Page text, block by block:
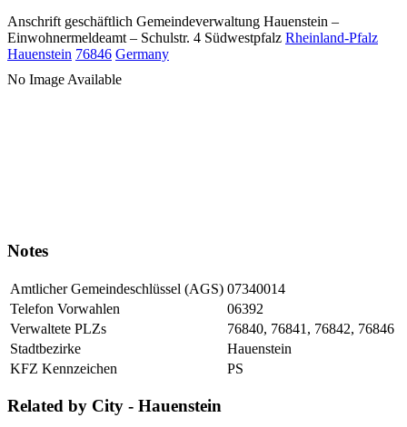
Anschrift geschäftlich Gemeindeverwaltung Hauenstein –
Einwohnermeldeamt – Schulstr. 4 Südwestpfalz Rheinland-Pfalz
Hauenstein 76846 Germany
No Image Available
Notes
Amtlicher Gemeindeschlüssel (AGS) 07340014
Telefon Vorwahlen
06392
Verwaltete PLZs
76840, 76841, 76842, 76846
Stadtbezirke
Hauenstein
KFZ Kennzeichen
PS
Related by City - Hauenstein